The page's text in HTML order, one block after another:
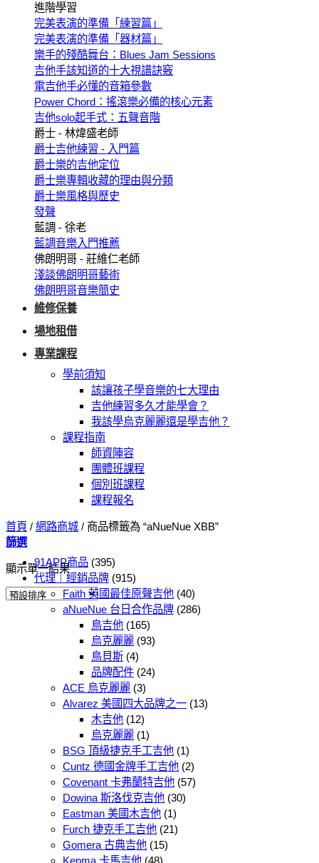
進階學習
完美表演的準備「練習篇」
完美表演的準備「器材篇」
樂手的殘酷舞台：Blues Jam Sessions
吉他手該知道的十大視譜訣竅
電吉他手必懂的音箱參數
Power Chord：搖滾樂必備的核心元素
吉他solo起手式：五聲音階
爵士 - 林煒盛老師
爵士吉他練習 - 入門篇
爵士樂的吉他定位
爵士樂專輯收藏的理由與分類
爵士樂風格與歷史
發聲
藍調 - 徐老
藍調音樂入門推薦
佛朗明哥 - 莊維仁老師
淺談佛朗明哥藝術
佛朗明哥音樂簡史
維修保養
場地租借
專業課程
學前須知
該讓孩子學音樂的七大理由
吉他練習多久才能學會？
我該學烏克麗麗還是學吉他？
課程指南
師資陣容
團體班課程
個別班課程
課程報名
首頁 / 網路商城 / 商品標籤為 “aNueNue XBB”
篩選
顯示單一結果
91APP商品 (395)
代理｜經銷品牌 (915)
Faith 英國最佳原聲吉他 (40)
aNueNue 台日合作品牌 (286)
鳥吉他 (165)
烏克麗麗 (93)
鳥貝斯 (4)
品牌配件 (24)
ACE 烏克麗麗 (3)
Alvarez 美國四大品牌之一 (13)
木吉他 (12)
烏克麗麗 (1)
BSG 頂級捷克手工吉他 (1)
Cuntz 德國金牌手工吉他 (2)
Covenant 卡弗蘭特吉他 (57)
Dowina 斯洛伐克吉他 (30)
Eastman 美國木吉他 (1)
Furch 捷克手工吉他 (21)
Gomera 古典吉他 (15)